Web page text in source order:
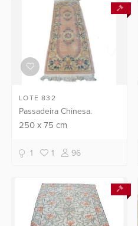
LOTE 832
Passadeira Chinesa.
250x 75cm
1 1 96